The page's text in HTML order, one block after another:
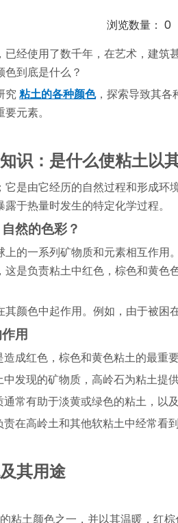
浏览数量： 0
已经使用了数千年，在艺术，建
到底是什么？
究粘土的各种颜色，探索导致其各
元素。
识：是什么使粘土以
它是由它经历的自然过程和形成
于热量时发生的特定化学过程。
然的色彩？
上的一系列矿物质和元素相互作
是负责粘土中红色，棕色和黄
颜色中起作用。例如，由于被困
用
成红色，棕色和黄色粘土的最重
发现的矿物质，高岭石为粘土提
常有助于淡黄或绿色的粘土，以
在高岭土和其他软粘土中经常看
其用途
土颜色之一，并以其温暖，红棕